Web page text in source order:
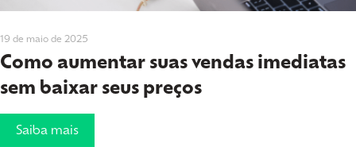
19 de maio de 2025
Como aumentar suas vendas imediatas
sem baixar seus preços
Saiba mais